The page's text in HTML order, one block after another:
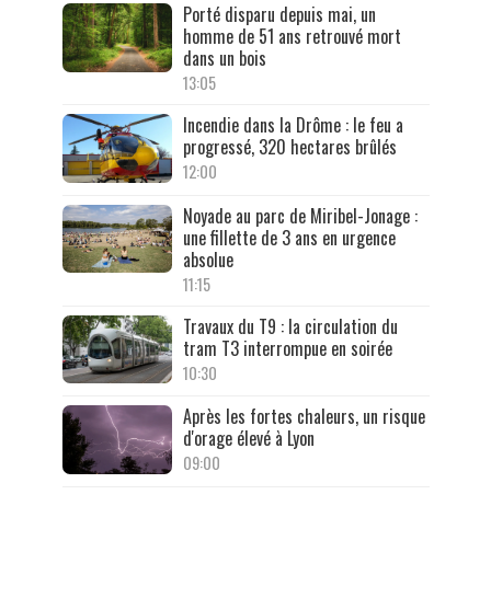
Porté disparu depuis mai, un
homme de 51 ans retrouvé mort
dans un bois
13:05
Incendie dans la Drôme : le feu a
progressé, 320 hectares brûlés
12:00
Noyade au parc de Miribel-Jonage :
une fillette de 3 ans en urgence
absolue
11:15
Travaux du T9 : la circulation du
tram T3 interrompue en soirée
10:30
Après les fortes chaleurs, un risque
d'orage élevé à Lyon
09:00